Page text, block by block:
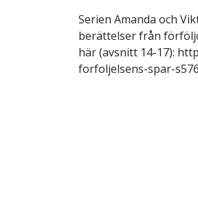
Serien Amanda och
berättelser från
här (avsnitt 14-17):
forfoljelsens-spar-